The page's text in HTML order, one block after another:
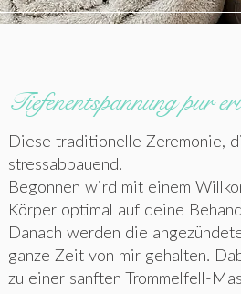
Tiefenentspannung pur
Diese traditionelle Zeremonie,
stressabbauend.
Begonnen wird mit einem
Körper optimal auf deine
Danach werden die
ganze Zeit von mir gehalten.
zu einer sanften Trommelfell-